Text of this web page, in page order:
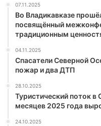
07.11.2025
Во Владикавказе
посвящённый
традиционным
04.11.2025
Спасатели Северной
пожар и два ДТП
28.10.2025
Туристический поток
месяцев 2025 года
24.10.2025